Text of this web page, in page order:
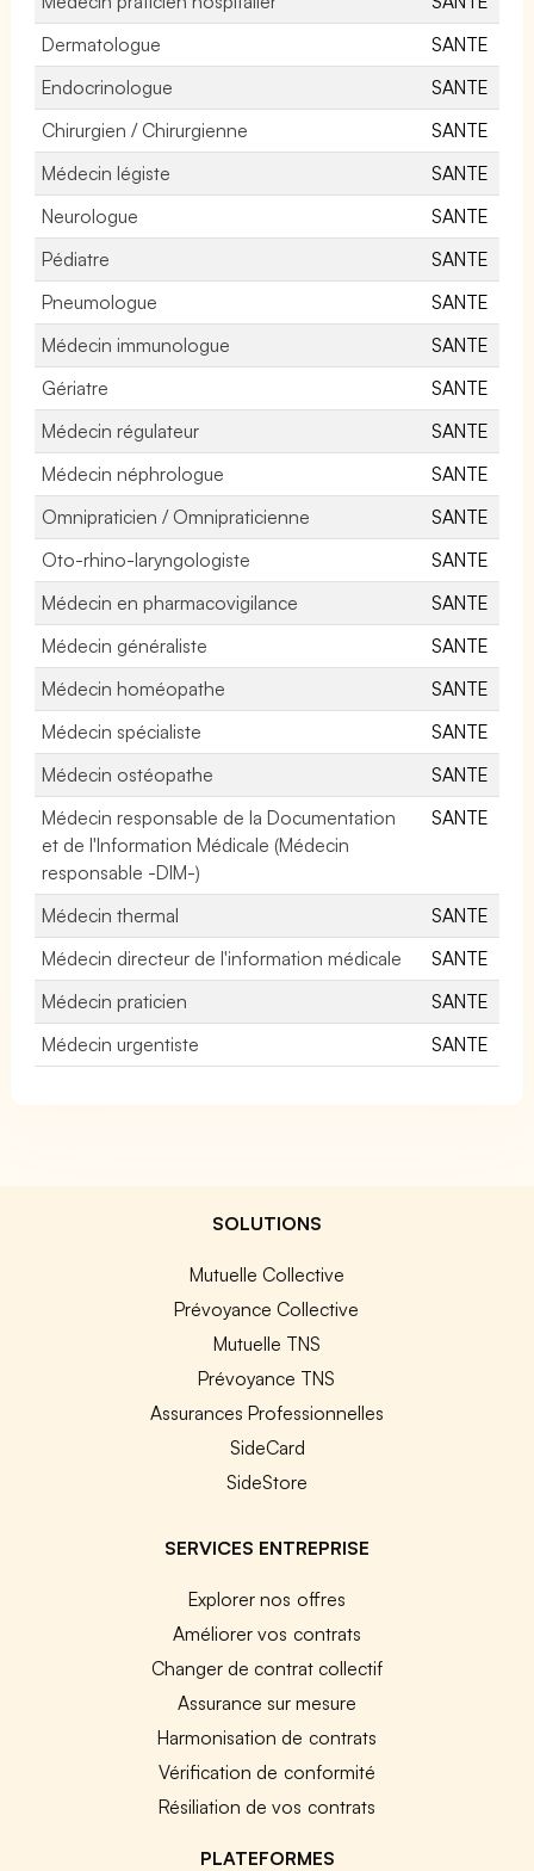
Dermatologue
SANTE
Endocrinologue
SANTE
Chirurgien / Chirurgienne
SANTE
Médecin légiste
SANTE
Neurologue
SANTE
Pédiatre
SANTE
Pneumologue
SANTE
Médecin immunologue
SANTE
Gériatre
SANTE
Médecin régulateur
SANTE
Médecin néphrologue
SANTE
Omnipraticien / Omnipraticienne
SANTE
Oto-rhino-laryngologiste
SANTE
Médecin en pharmacovigilance
SANTE
Médecin généraliste
SANTE
Médecin homéopathe
SANTE
Médecin spécialiste
SANTE
Médecin ostéopathe
SANTE
Médecin responsable de la Documentation
et de l'Information Médicale (Médecin
responsable -DIM-)
SANTE
Médecin thermal
SANTE
Médecin directeur de l'information médicale
SANTE
Médecin praticien
SANTE
Médecin urgentiste
SANTE
SOLUTIONS
Mutuelle Collective
Prévoyance Collective
Mutuelle TNS
Prévoyance TNS
Assurances Professionnelles
SideCard
SideStore
SERVICES ENTREPRISE
Explorer nos offres
Améliorer vos contrats
Changer de contrat collectif
Assurance sur mesure
Harmonisation de contrats
Vérification de conformité
Résiliation de vos contrats
PLATEFORMES